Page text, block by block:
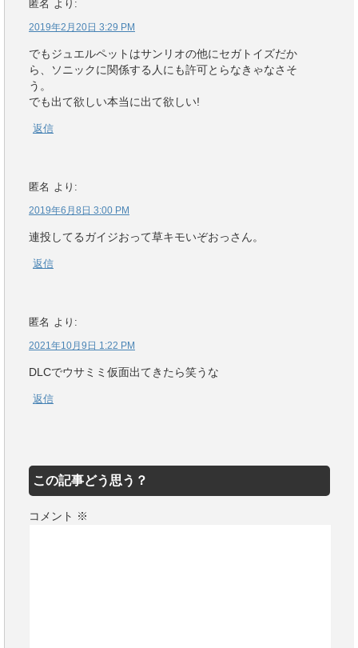
匿名 より:
2019年2月20日 3:29 PM
でもジュエルペットはサンリオの他にセガトイズだか
ら、ソニックに関係する人にも許可とらなきゃなさそ
う。
でも出て欲しい本当に出て欲しい!
返信
匿名 より:
2019年6月8日 3:00 PM
連投してるガイジおって草キモいぞおっさん。
返信
匿名 より:
2021年10月9日 1:22 PM
DLCでウサミミ仮面出てきたら笑うな
返信
この記事どう思う？
コメント ※